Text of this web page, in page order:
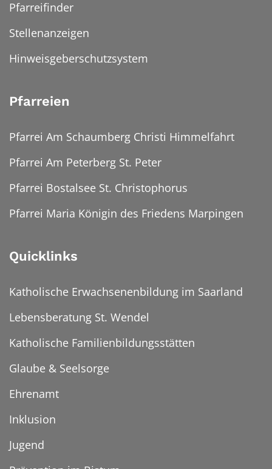
Pfarreifinder
Stellenanzeigen
Hinweisgeberschutzsystem
Pfarreien
Pfarrei Am Schaumberg Christi Himmelfahrt
Pfarrei Am Peterberg St. Peter
Pfarrei Bostalsee St. Christophorus
Pfarrei Maria Königin des Friedens Marpingen
Quicklinks
Katholische Erwachsenenbildung im Saarland
Lebensberatung St. Wendel
Katholische Familienbildungsstätten
Glaube & Seelsorge
Ehrenamt
Inklusion
Jugend